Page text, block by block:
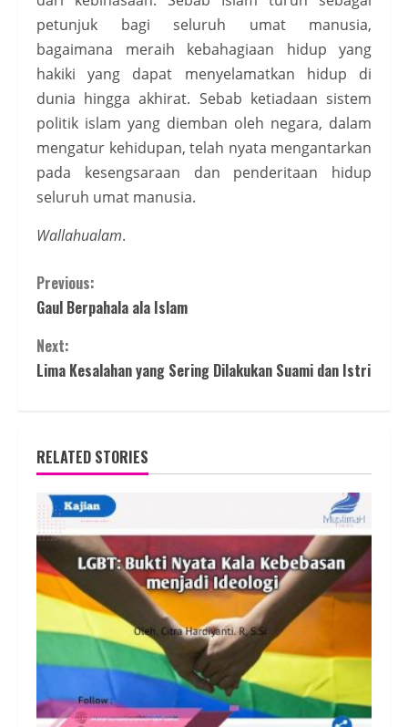
petunjuk bagi seluruh umat manusia,
bagaimana meraih kebahagiaan hidup yang
hakiki yang dapat menyelamatkan hidup di
dunia hingga akhirat. Sebab ketiadaan sistem
politik islam yang diemban oleh negara, dalam
mengatur kehidupan, telah nyata mengantarkan
pada kesengsaraan dan penderitaan hidup
seluruh umat manusia.
Wallahualam.
Continue
Reading
Previous:
Gaul Berpahala ala Islam
Next:
Lima Kesalahan yang Sering Dilakukan Suami dan Istri
RELATED STORIES